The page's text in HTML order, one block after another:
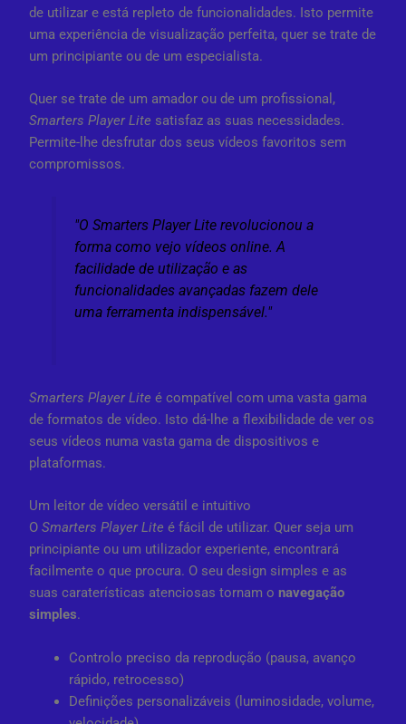
de utilizar e está repleto de funcionalidades. Isto permite
uma experiência de visualização perfeita, quer se trate de
um principiante ou de um especialista.
Quer se trate de um amador ou de um profissional,
Smarters Player Lite satisfaz as suas necessidades.
Permite-lhe desfrutar dos seus vídeos favoritos sem
compromissos.
"O Smarters Player Lite revolucionou a
forma como vejo vídeos online. A
facilidade de utilização e as
funcionalidades avançadas fazem dele
uma ferramenta indispensável."
Smarters Player Lite é compatível com uma vasta gama
de formatos de vídeo. Isto dá-lhe a flexibilidade de ver os
seus vídeos numa vasta gama de dispositivos e
plataformas.
Um leitor de vídeo versátil e intuitivo
OSmarters Player Lite é fácil de utilizar. Quer seja um
principiante ou um utilizador experiente, encontrará
facilmente o que procura. O seu design simples e as
suas caraterísticas atenciosas tornam o navegação
simples.
Controlo preciso da reprodução (pausa, avanço
rápido, retrocesso)
Definições personalizáveis (luminosidade, volume,